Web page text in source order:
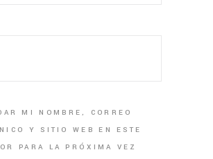
MI NOMBRE, CORREO
Y SITIO WEB EN ESTE
PARA LA PRÓXIMA VEZ